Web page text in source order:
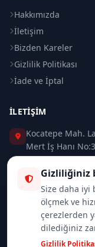
Hakkımızda
İletişim
Bizden Kareler
Gizlilik Politikası
İade ve İptal
İLETIŞIM
Kocatepe Mah.
Mert İş Hanı
Taksim / Beyoğlu
0 (212) 235 37 83
0 (532) 418 08 46
Gizliliğiniz
Size daha iyi
ölçmek ve
çerezlerden
dilediğiniz
Gizlilik